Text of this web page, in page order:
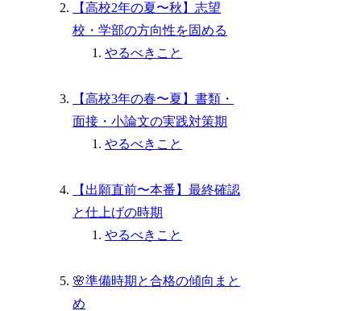
【高校2年の夏〜秋】志望
校・学部の方向性を固める
やるべきこと
【高校3年の春〜夏】書類・
面接・小論文の実践対策期
やるべきこと
【出願直前〜本番】最終確認
と仕上げの時期
やるべきこと
🌸準備時期と合格の傾向まと
め